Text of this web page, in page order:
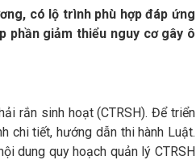
có lộ trình phù hợp đáp ứng
phần giảm thiểu nguy cơ gây ô
rắn sinh hoạt (CTRSH). Để triển
chi tiết, hướng dẫn thi hành Luật.
dung quy hoạch quản lý CTRSH